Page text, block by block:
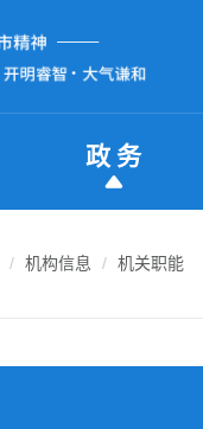
政务
机构信息 机关职能